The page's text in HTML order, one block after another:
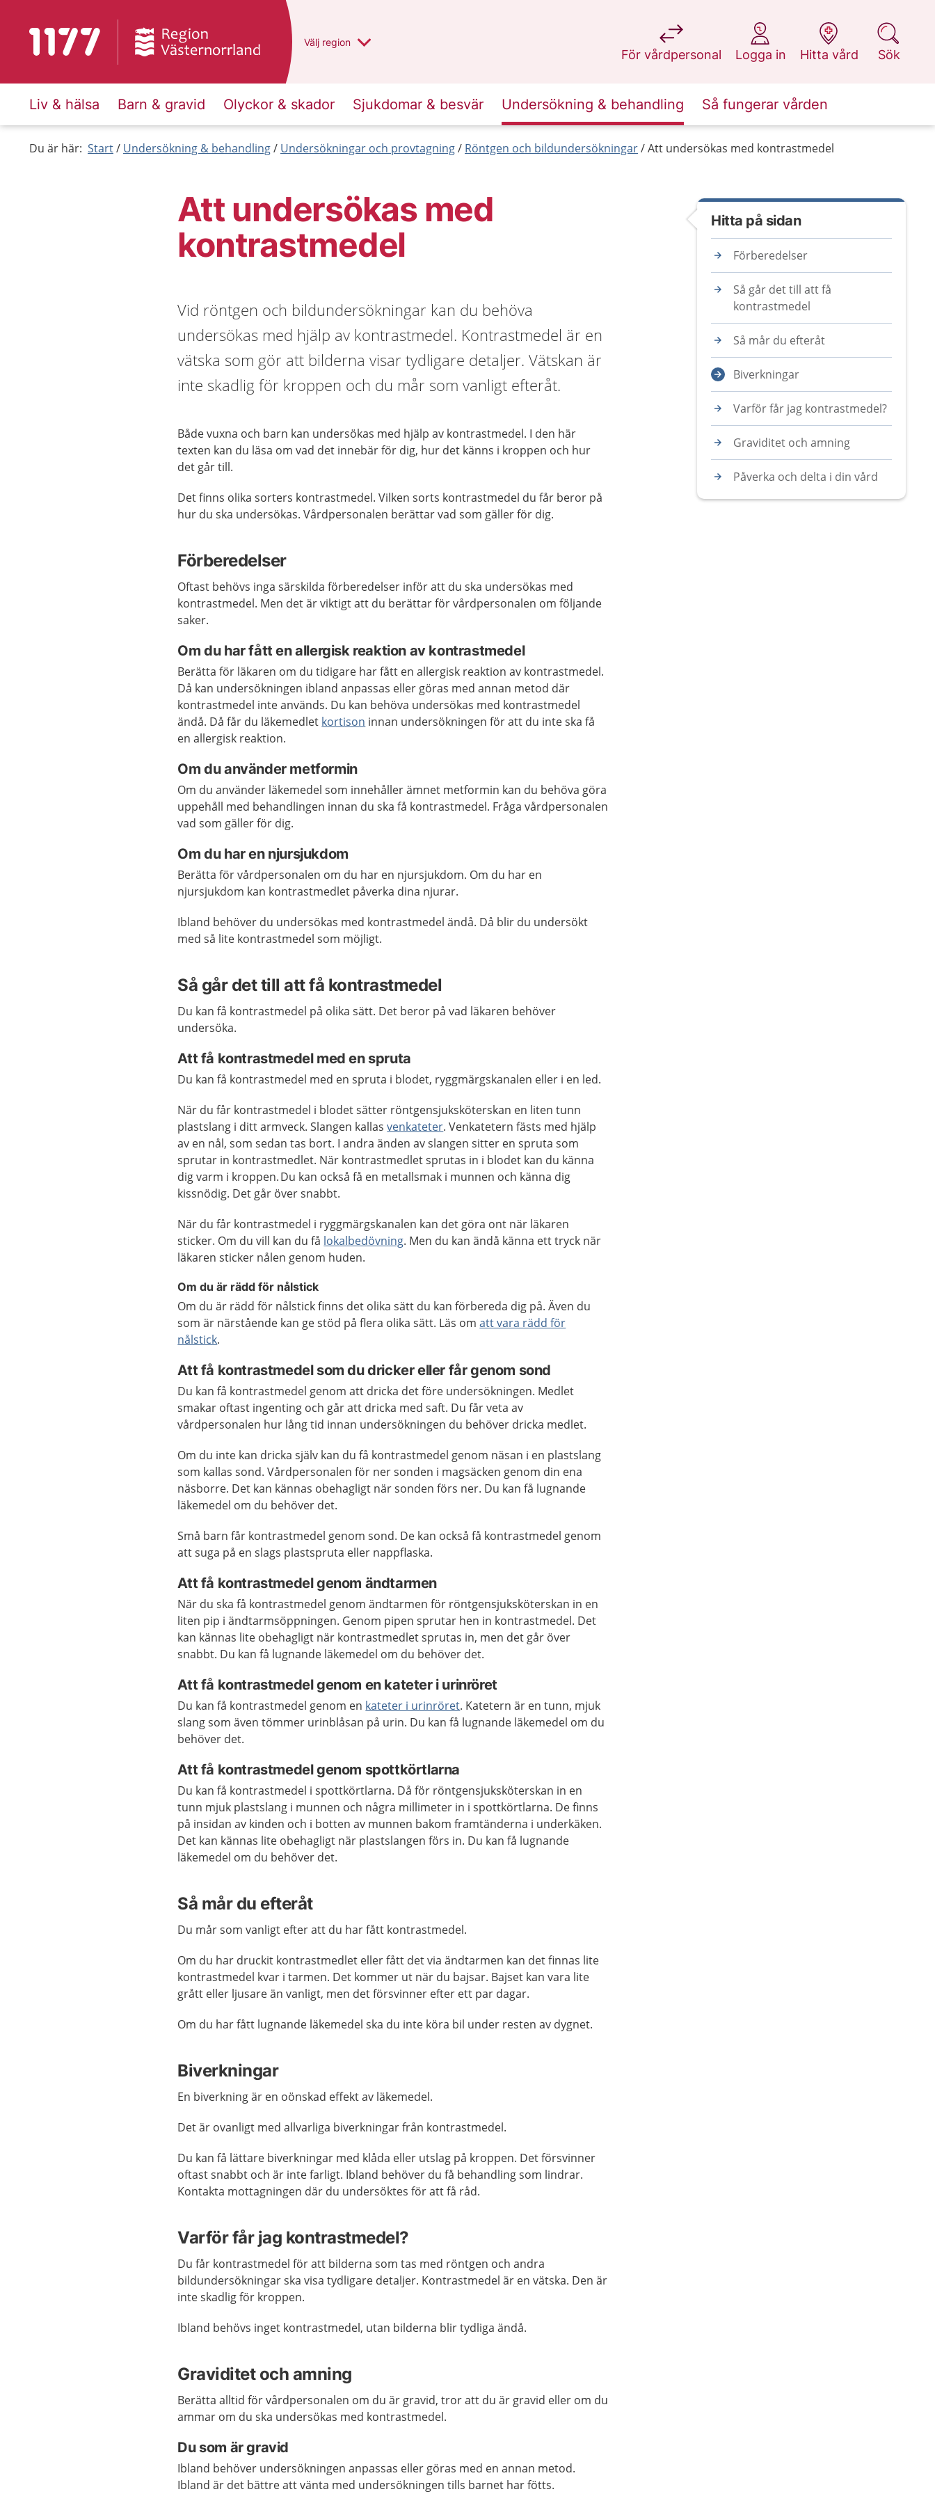
Till startsidan för 1177 Du har valt region
Välj en annan
region
För vårdpersonal
på 1177.se
Logga in
på 1177.se
Hitta vård
på 1177.se
Sök
på 1177.se
Liv & hälsa Barn & gravid Olyckor & skador Sjukdomar & besvär Undersökning & behandling Så fungerar vården
Du är här: Start Undersökning & behandling Undersökningar och provtagning Röntgen och bildundersökningar Att undersökas med kontrastmedel
Att undersökas med
kontrastmedel
Vid röntgen och bildundersökningar kan du behöva
undersökas med hjälp av kontrastmedel. Kontrastmedel är en
vätska som gör att bilderna visar tydligare detaljer. Vätskan är
inte skadlig för kroppen och du mår som vanligt efteråt.
Både vuxna och barn kan undersökas med hjälp av kontrastmedel. I den här
texten kan du läsa om vad det innebär för dig, hur det känns i kroppen och hur
det går till.
Det finns olika sorters kontrastmedel. Vilken sorts kontrastmedel du får beror på
hur du ska undersökas. Vårdpersonalen berättar vad som gäller för dig.
Förberedelser
Oftast behövs inga särskilda förberedelser inför att du ska undersökas med
kontrastmedel. Men det är viktigt att du berättar för vårdpersonalen om följande
saker.
Om du har fått en allergisk reaktion av kontrastmedel
Berätta för läkaren om du tidigare har fått en allergisk reaktion av kontrastmedel.
Då kan undersökningen ibland anpassas eller göras med annan metod där
kontrastmedel inte används. Du kan behöva undersökas med kontrastmedel
ändå. Då får du läkemedlet kortison innan undersökningen för att du inte ska få
en allergisk reaktion.
Om du använder metformin
Om du använder läkemedel som innehåller ämnet metformin kan du behöva göra
uppehåll med behandlingen innan du ska få kontrastmedel. Fråga vårdpersonalen
vad som gäller för dig.
Om du har en njursjukdom
Berätta för vårdpersonalen om du har en njursjukdom. Om du har en
njursjukdom kan kontrastmedlet påverka dina njurar.
Ibland behöver du undersökas med kontrastmedel ändå. Då blir du undersökt
med så lite kontrastmedel som möjligt.
Så går det till att få kontrastmedel
Du kan få kontrastmedel på olika sätt. Det beror på vad läkaren behöver
undersöka.
Att få kontrastmedel med en spruta
Du kan få kontrastmedel med en spruta i blodet, ryggmärgskanalen eller i en led.
När du får kontrastmedel i blodet sätter röntgensjuksköterskan en liten tunn
plastslang i ditt armveck. Slangen kallasvenkateter. Venkatetern fästs med hjälp
av en nål, som sedan tas bort. I andra änden av slangen sitter en spruta som
sprutar in kontrastmedlet. När kontrastmedlet sprutas in i blodet kan du känna
dig varm i kroppen. Du kan också få en metallsmak i munnen och känna dig
kissnödig. Det går över snabbt.
När du får kontrastmedel i ryggmärgskanalen kan det göra ont när läkaren
sticker. Om du vill kan du få lokalbedövning. Men du kan ändå känna ett tryck när
läkaren sticker nålen genom huden.
Om du är rädd för nålstick
Om du är rädd för nålstick finns det olika sätt du kan förbereda dig på. Även du
som är närstående kan ge stöd på flera olika sätt. Läs omatt vara rädd för
nålstick.
Att få kontrastmedel som du dricker eller får genom sond
Du kan få kontrastmedel genom att dricka det före undersökningen. Medlet
smakar oftast ingenting och går att dricka med saft. Du får veta av
vårdpersonalen hur lång tid innan undersökningen du behöver dricka medlet.
Om du inte kan dricka själv kan du få kontrastmedel genom näsan i en plastslang
som kallas sond. Vårdpersonalen för ner sonden i magsäcken genom din ena
näsborre. Det kan kännas obehagligt när sonden förs ner. Du kan få lugnande
läkemedel om du behöver det.
Små barn får kontrastmedel genom sond. De kan också få kontrastmedel genom
att suga på en slags plastspruta eller nappflaska.
Att få kontrastmedel genom ändtarmen
När du ska få kontrastmedel genom ändtarmen för röntgensjuksköterskan in en
liten pip i ändtarmsöppningen. Genom pipen sprutar hen in kontrastmedel. Det
kan kännas lite obehagligt när kontrastmedlet sprutas in, men det går över
snabbt. Du kan få lugnande läkemedel om du behöver det.
Att få kontrastmedel genom en kateter i urinröret
Du kan få kontrastmedel genom en kateter i urinröret. Katetern är en tunn, mjuk
slang som även tömmer urinblåsan på urin. Du kan få lugnande läkemedel om du
behöver det.
Att få kontrastmedel genom spottkörtlarna
Du kan få kontrastmedel i spottkörtlarna. Då för röntgensjuksköterskan in en
tunn mjuk plastslang i munnen och några millimeter in i spottkörtlarna. De finns
på insidan av kinden och i botten av munnen bakom framtänderna i underkäken.
Det kan kännas lite obehagligt när plastslangen förs in. Du kan få lugnande
läkemedel om du behöver det.
Så mår du efteråt
Du mår som vanligt efter att du har fått kontrastmedel.
Om du har druckit kontrastmedlet eller fått det via ändtarmen kan det finnas lite
kontrastmedel kvar i tarmen. Det kommer ut när du bajsar. Bajset kan vara lite
grått eller ljusare än vanligt, men det försvinner efter ett par dagar.
Om du har fått lugnande läkemedel ska du inte köra bil under resten av dygnet.
Biverkningar
En biverkning är en oönskad effekt av läkemedel.
Det är ovanligt med allvarliga biverkningar från kontrastmedel.
Du kan få lättare biverkningar med klåda eller utslag på kroppen. Det försvinner
oftast snabbt och är inte farligt. Ibland behöver du få behandling som lindrar.
Kontakta mottagningen där du undersöktes för att få råd.
Varför får jag kontrastmedel?
Du får kontrastmedel för att bilderna som tas med röntgen och andra
bildundersökningar ska visa tydligare detaljer. Kontrastmedel är en vätska. Den är
inte skadlig för kroppen.
Ibland behövs inget kontrastmedel, utan bilderna blir tydliga ändå.
Graviditet och amning
Berätta alltid för vårdpersonalen om du är gravid, tror att du är gravid eller om du
ammar om du ska undersökas med kontrastmedel.
Du som är gravid
Ibland behöver undersökningen anpassas eller göras med en annan metod.
Ibland är det bättre att vänta med undersökningen tills barnet har fötts.
Hitta på sidan
Förberedelser
Så går det till att få
kontrastmedel
Så mår du efteråt
Biverkningar
Varför får jag kontrastmedel?
Graviditet och amning
Påverka och delta i din vård